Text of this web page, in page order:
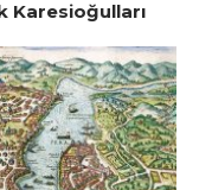
Karesioğulları